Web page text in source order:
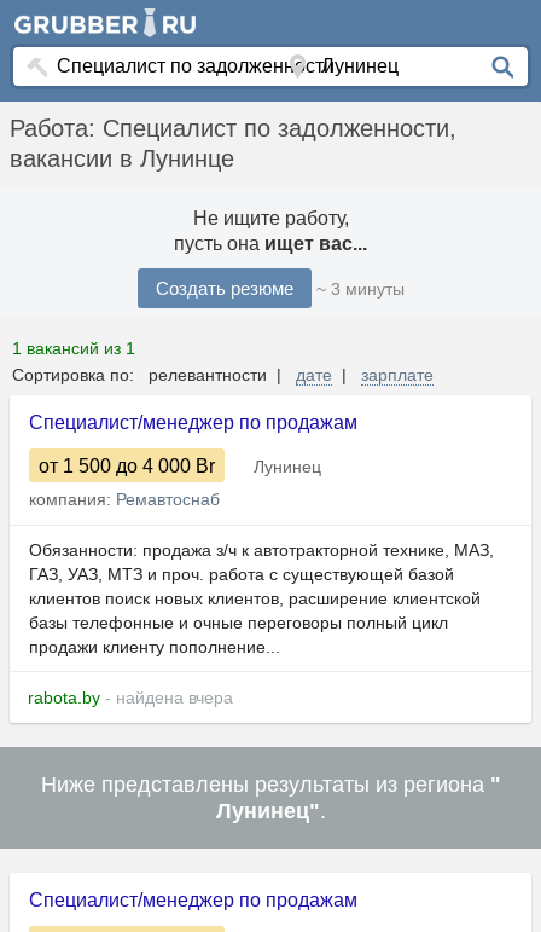
Работа: Специалист по задолженности,
вакансии в Лунинце
Не ищите работу,
пусть она ищет вас...
Создать резюме ~ 3 минуты
1 вакансий из 1
Сортировка по: релевантности | дате | зарплате
Специалист/менеджер по продажам
от 1 500 до 4 000 Br
Лунинец
компания: Ремавтоснаб
Обязанности: продажа з/ч к автотракторной технике, МАЗ,
ГАЗ, УАЗ, МТЗ и проч. работа с существующей базой
клиентов поиск новых клиентов, расширение клиентской
базы телефонные и очные переговоры полный цикл
продажи клиенту пополнение...
rabota.by - найдена вчера
Ниже представлены результаты из региона "
Лунинец".
Специалист/менеджер по продажам